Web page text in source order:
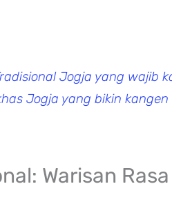
Jogja yang wajib
Jogja yang bikin kangen
Warisan